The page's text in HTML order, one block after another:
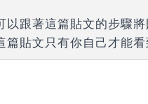
跟著這篇貼文的步驟
貼文只有你自己才能看